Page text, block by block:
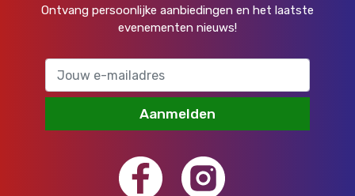
Ontvang persoonlijke aanbiedingen en het laatste
evenementen nieuws!
Aanmelden